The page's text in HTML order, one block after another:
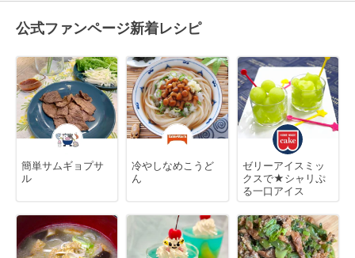
公式ファンページ新着レシピ
簡単サムギョプサ
ル
冷やしなめこうど
ん
ゼリーアイスミッ
クスで★シャリぷ
る一口アイス